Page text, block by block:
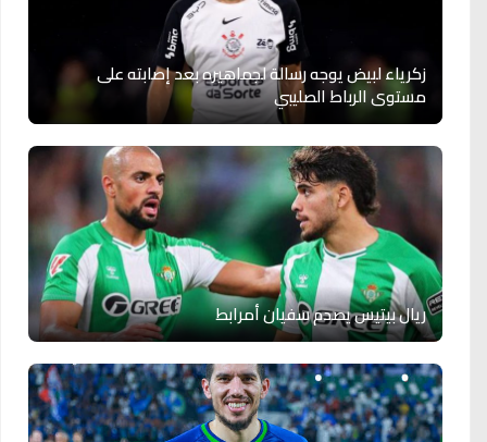
زكرياء لبيض يوجه رسالة لجماهيره بعد إصابته على
مستوى الرباط الصليبي
ريال بيتيس يصدم سفيان أمرابط